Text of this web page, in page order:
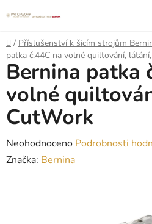
na
obsah
Domů
/ Příslušenství k šicím strojům
patka č.44C na volné quiltování,
Bernina patka
volné
CutWork
Průměrné
hodnocení
Neohodnoceno Podrobnosti
Značka: Bernina